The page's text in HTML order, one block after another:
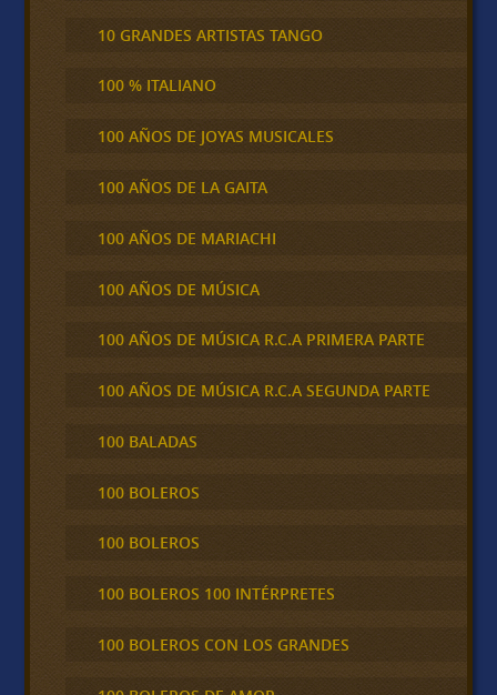
10 GRANDES ARTISTAS TANGO
100 % ITALIANO
100 AÑOS DE JOYAS MUSICALES
100 AÑOS DE LA GAITA
100 AÑOS DE MARIACHI
100 AÑOS DE MÚSICA
100 AÑOS DE MÚSICA R.C.A PRIMERA PARTE
100 AÑOS DE MÚSICA R.C.A SEGUNDA PARTE
100 BALADAS
100 BOLEROS
100 BOLEROS
100 BOLEROS 100 INTÉRPRETES
100 BOLEROS CON LOS GRANDES